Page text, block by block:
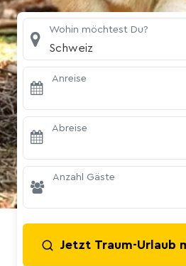
Wohin möchtest Du?
Schweiz
Anreise
Abreise
Anzahl Gäste
Jetzt Traum-Urlaub